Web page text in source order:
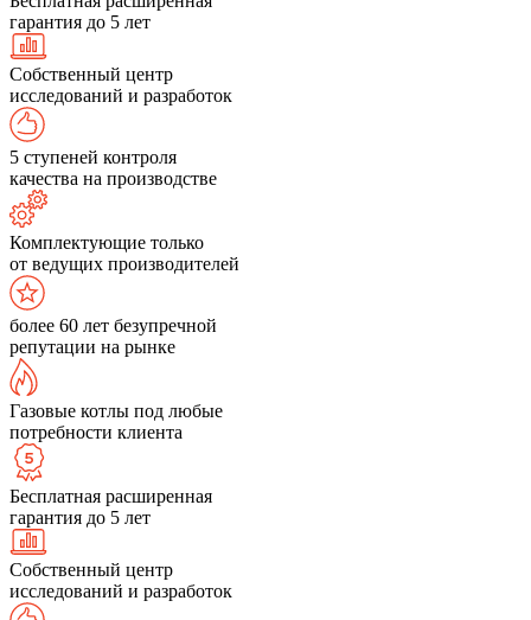
гарантия до 5 лет
Собственный центр
исследований и разработок
5 ступеней контроля
качества на производстве
Комплектующие только
от ведущих производителей
более 60 лет безупречной
репутации на рынке
Газовые котлы под любые
потребности клиента
Бесплатная расширенная
гарантия до 5 лет
Собственный центр
исследований и разработок